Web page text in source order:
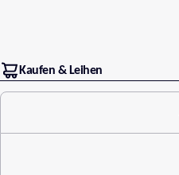
Kaufen & Leihen